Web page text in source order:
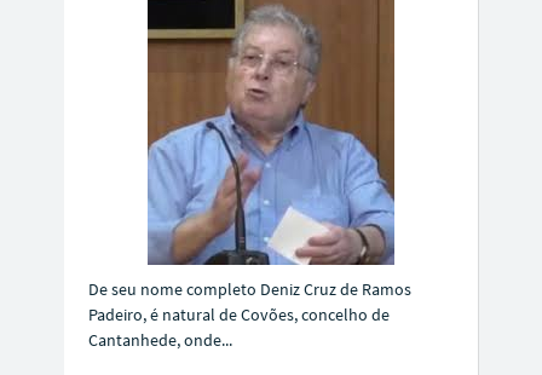
De seu nome completo Deniz Cruz de Ramos
Padeiro, é natural de Covões, concelho de
Cantanhede, onde...